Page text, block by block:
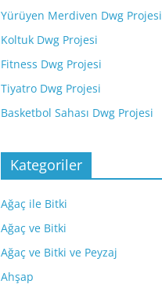
Yürüyen Merdiven Dwg Projesi
Koltuk Dwg Projesi
Fitness Dwg Projesi
Tiyatro Dwg Projesi
Basketbol Sahası Dwg Projesi
Kategoriler
Ağaç ile Bitki
Ağaç ve Bitki
Ağaç ve Bitki ve Peyzaj
Ahşap